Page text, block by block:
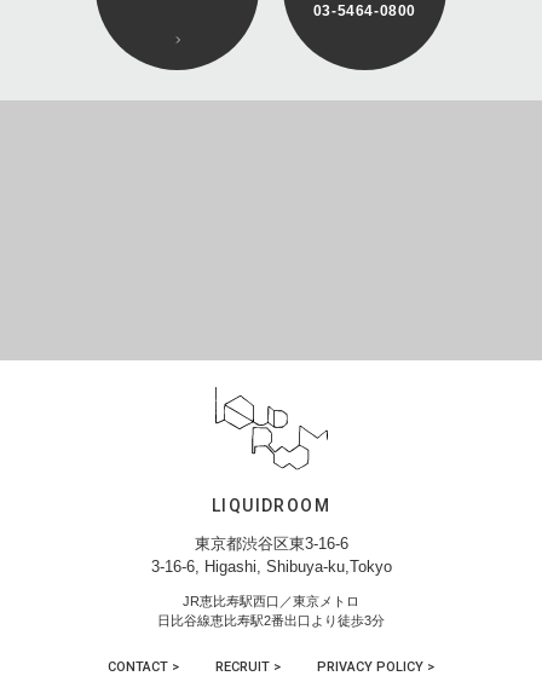
03-5464-0800
LIQUIDROOM
東京都渋谷区東3-16-6
3-16-6, Higashi, Shibuya-ku,Tokyo
JR恵比寿駅西口／東京メトロ
日比谷線恵比寿駅2番出口より徒歩3分
CONTACT > RECRUIT > PRIVACY POLICY >